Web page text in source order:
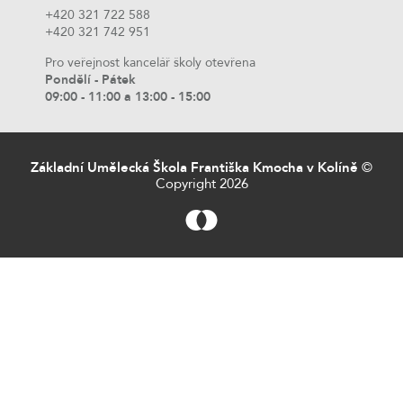
+420 321 722 588
+420 321 742 951
Pro veřejnost kancelář školy otevřena
Pondělí - Pátek
09:00 - 11:00 a 13:00 - 15:00
Základní Umělecká Škola Františka Kmocha v Kolíně ©
Copyright 2026